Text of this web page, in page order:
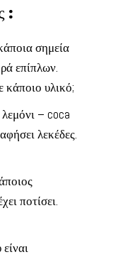
:
σημεία
επίπλων.
υλικό;
– coca
λεκέδες.
ποτίσει.